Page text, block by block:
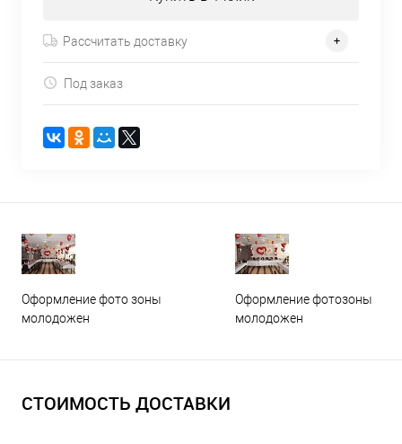
Рассчитать доставку
Под заказ
Оформление фото зоны
молодожен
Оформление фотозоны
молодожен
СТОИМОСТЬ ДОСТАВКИ